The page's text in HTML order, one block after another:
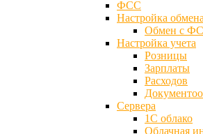
ФСС
Настройка обмена
Обмен с
Настройка учета
Розницы
Зарплаты
Расходов
Сервера
1С облако
Облачная